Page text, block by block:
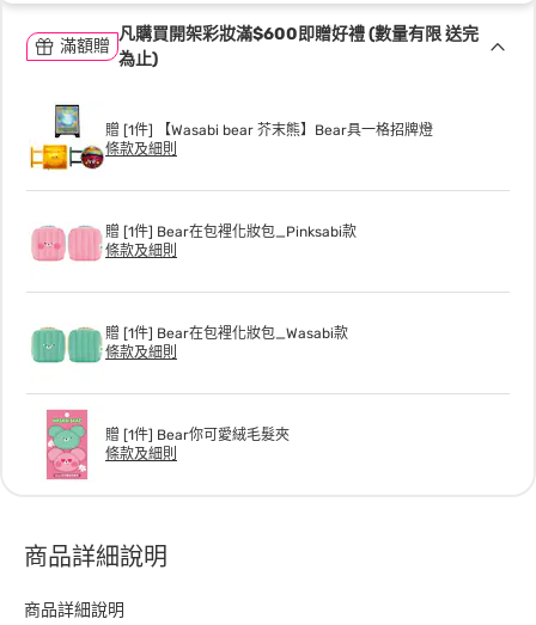
滿額贈
凡購買開架彩妝滿$600即贈好禮 (數量有限 送完
為止)
贈 [1件] 【Wasabi bear 芥末熊】Bear具一格招牌燈
條款及細則
贈 [1件] Bear在包裡化妝包_Pinksabi款
條款及細則
贈 [1件] Bear在包裡化妝包_Wasabi款
條款及細則
贈 [1件] Bear你可愛絨毛髮夾
條款及細則
商品詳細說明
商品詳細說明